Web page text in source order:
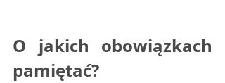
O jakich obowiązkach
pamiętać?